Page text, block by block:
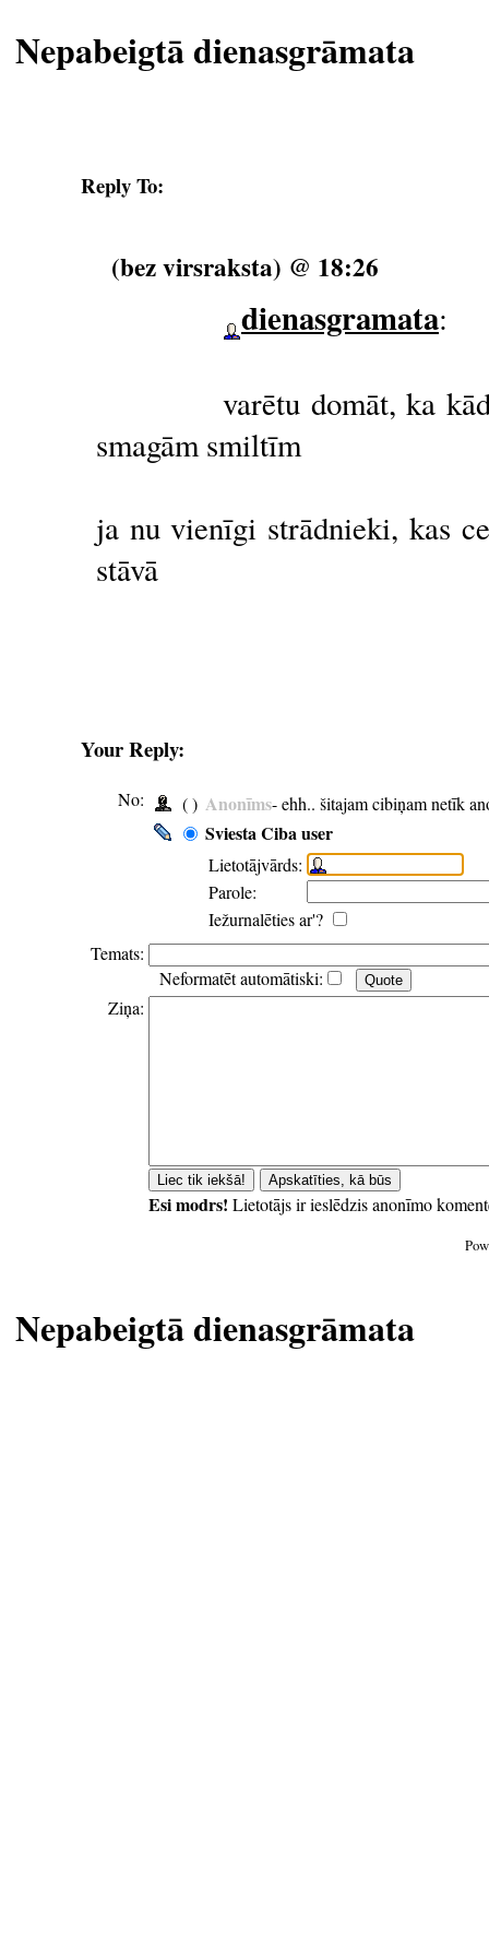
Nepabeigtā dienasgrāmata
Reply To:
(bez virsraksta) @ 18:26
dienasgramata:
varētu domāt, ka
smagām smiltīm
ja nu vienīgi strādnieki, kas
stāvā
Your Reply:
No: ( ) Anonīms- ehh.. šitajam cibiņam netīk
Sviesta Ciba user
Lietotājvārds:
Parole:
Iežurnalēties ar'?
Temats:
Neformatēt automātiski:
Ziņa:
Esi modrs! Lietotājs ir ieslēdzis anonīmo
Nepabeigtā dienasgrāmata